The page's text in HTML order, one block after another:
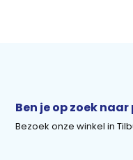
Ben je op zoek
Bezoek onze winkel in